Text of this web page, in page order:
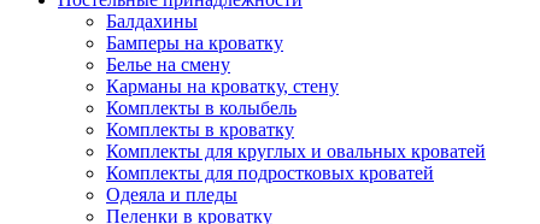
Балдахины
Бамперы на кроватку
Белье на смену
Карманы на кроватку, стену
Комплекты в колыбель
Комплекты в кроватку
Комплекты для круглых и овальных кроватей
Комплекты для подростковых кроватей
Одеяла и пледы
Пеленки в кроватку